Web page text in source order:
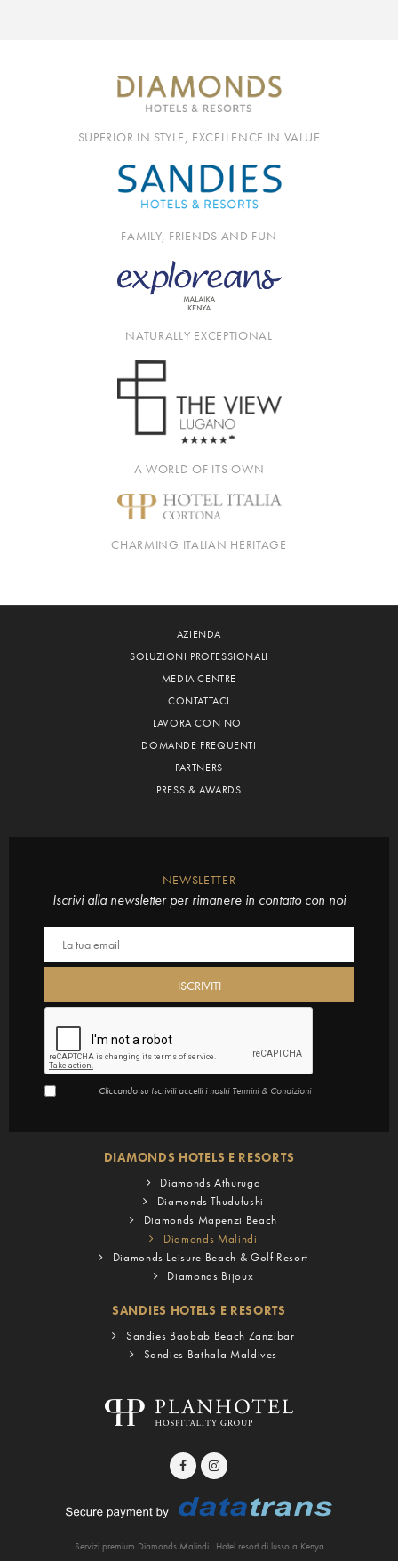
SUPERIOR IN STYLE, EXCELLENCE IN VALUE
FAMILY, FRIENDS AND FUN
NATURALLY EXCEPTIONAL
A WORLD OF ITS OWN
CHARMING ITALIAN HERITAGE
AZIENDA
SOLUZIONI PROFESSIONALI
MEDIA CENTRE
CONTATTACI
LAVORA CON NOI
DOMANDE FREQUENTI
PARTNERS
PRESS & AWARDS
NEWSLETTER
Iscrivi alla newsletter per rimanere in contatto con noi
Cliccando su Iscriviti accetti i nostri Termini & Condizioni
DIAMONDS HOTELS E RESORTS
Diamonds Athuruga
Diamonds Thudufushi
Diamonds Mapenzi Beach
Diamonds Malindi
Diamonds Leisure Beach & Golf Resort
Diamonds Bijoux
SANDIES HOTELS E RESORTS
Sandies Baobab Beach Zanzibar
Sandies Bathala Maldives
Servizi premium Diamonds Malindi Hotel resort di lusso a Kenya